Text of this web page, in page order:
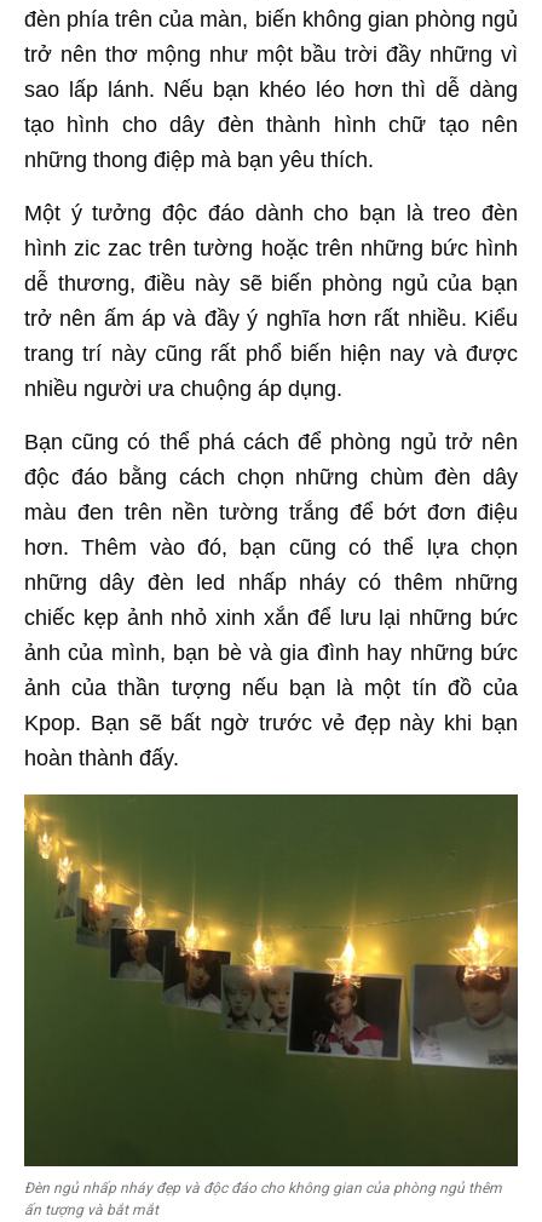
đèn phía trên của màn, biến không gian phòng ngủ
trở nên thơ mộng như một bầu trời đầy những vì
sao lấp lánh. Nếu bạn khéo léo hơn thì dễ dàng
tạo hình cho dây đèn thành hình chữ tạo nên
những thong điệp mà bạn yêu thích.
Một ý tưởng độc đáo dành cho bạn là treo đèn
hình zic zac trên tường hoặc trên những bức hình
dễ thương, điều này sẽ biến phòng ngủ của bạn
trở nên ấm áp và đầy ý nghĩa hơn rất nhiều. Kiểu
trang trí này cũng rất phổ biến hiện nay và được
nhiều người ưa chuộng áp dụng.
Bạn cũng có thể phá cách để phòng ngủ trở nên
độc đáo bằng cách chọn những chùm đèn dây
màu đen trên nền tường trắng để bớt đơn điệu
hơn. Thêm vào đó, bạn cũng có thể lựa chọn
những dây đèn led nhấp nháy có thêm những
chiếc kẹp ảnh nhỏ xinh xắn để lưu lại những bức
ảnh của mình, bạn bè và gia đình hay những bức
ảnh của thần tượng nếu bạn là một tín đồ của
Kpop. Bạn sẽ bất ngờ trước vẻ đẹp này khi bạn
hoàn thành đấy.
Đèn ngủ nhấp nháy đẹp và độc đáo cho không gian của phòng ngủ thêm
ấn tượng và bắt mắt